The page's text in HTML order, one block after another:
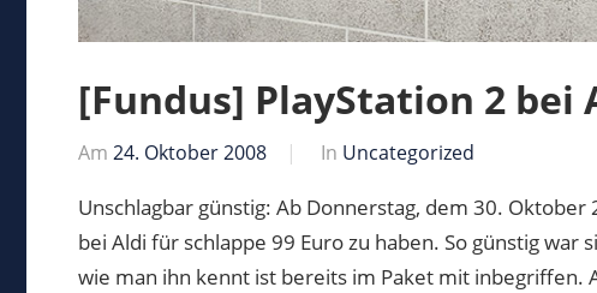
[Fundus] PlayStation 2 bei
Am 24. Oktober 2008
Von
In Uncategorized
Unschlagbar günstig: Ab Donnerstag, dem 30.
bei Aldi für schlappe 99 Euro zu haben. So günstig
wie man ihn kennt ist bereits im Paket mit